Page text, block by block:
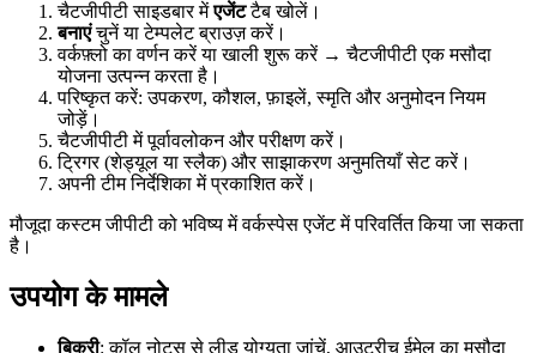
चैटजीपीटी साइडबार मेंएजेंटटैब खोलें।
बनाएंचुनें या टेम्पलेट ब्राउज़ करें।
वर्कफ़्लो का वर्णन करें या खाली शुरू करें → चैटजीपीटी एक मसौदा
योजना उत्पन्न करता है।
परिष्कृत करें: उपकरण, कौशल, फ़ाइलें, स्मृति और अनुमोदन नियम
जोड़ें।
चैटजीपीटी में पूर्वावलोकन और परीक्षण करें।
ट्रिगर (शेड्यूल या स्लैक) और साझाकरण अनुमतियाँ सेट करें।
अपनी टीम निर्देशिका में प्रकाशित करें।
मौजूदा कस्टम जीपीटी को भविष्य में वर्कस्पेस एजेंट में परिवर्तित किया जा सकता
है।
उपयोग के मामले
बिक्री: कॉल नोट्स से लीड योग्यता जांचें, आउटरीच ईमेल का मसौदा